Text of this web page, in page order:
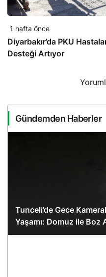
1 hafta önce
Diyarbakır’da PKU
Desteği Artıyor
Gündemden Haberler
Tunceli’de Gece
Yaşamı: Domuz ile Boz